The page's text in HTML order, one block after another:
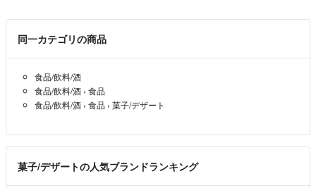
同一カテゴリの商品
食品/飲料/酒
食品/飲料/酒 › 食品
食品/飲料/酒 › 食品 › 菓子/デザート
菓子/デザートの人気ブランドランキング